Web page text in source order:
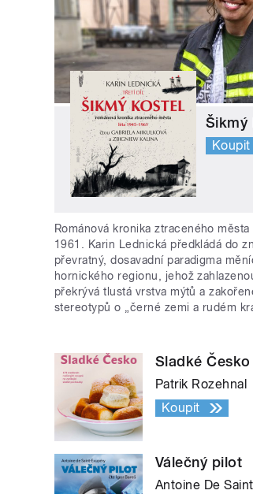
Šikmý
Koupit
Románová kronika ztraceného
1961. Karin Lednická předkládá do
převratný, dosavadní paradigma
hornického regionu, jehož
překrývá tlustá vrstva mýtů a
stereotypů o „černé zemi a rudém
Sladké Česko
Patrik Rozehnal
Koupit
Válečný pilot
Antoine De